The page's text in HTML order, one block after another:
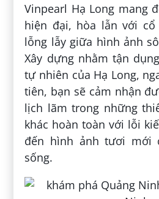
Vinpearl Hạ Long mang
hiện đại, hòa lẫn với
lỗng lẫy giữa hình ảnh
Xây dựng nhằm tận
tự nhiên của Hạ Long,
tiên, bạn sẽ cảm nhận
lịch lãm trong những
khác hoàn toàn với lỗi
đến hình ảnh tươi mới
sống.